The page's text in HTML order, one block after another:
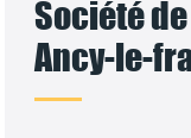
Société
Ancy-le-